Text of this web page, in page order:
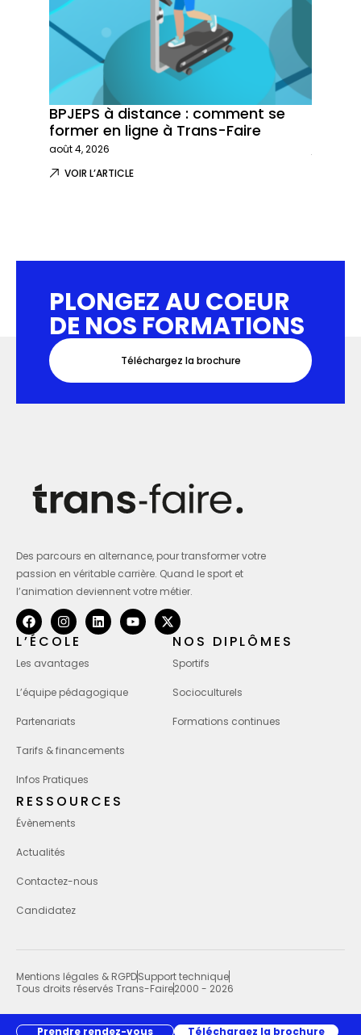
BPJEPS à distance : comment se
former en ligne à Trans-Faire
août 4, 2026
VOIR L’ARTICLE
PLONGEZ AU COEUR
DE NOS FORMATIONS
Téléchargez la brochure
Des parcours en alternance, pour transformer votre
passion en véritable carrière. Quand le sport et
l’animation deviennent votre métier.
L’ÉCOLE
Les avantages
L’équipe pédagogique
Partenariats
Tarifs & financements
Infos Pratiques
NOS DIPLÔMES
Sportifs
Socioculturels
Formations continues
RESSOURCES
Évènements
Actualités
Contactez-nous
Candidatez
Mentions légales & RGPDSupport technique
Tous droits réservés Trans-Faire2000 - 2026
Prendre rendez-vous Téléchargez la brochure